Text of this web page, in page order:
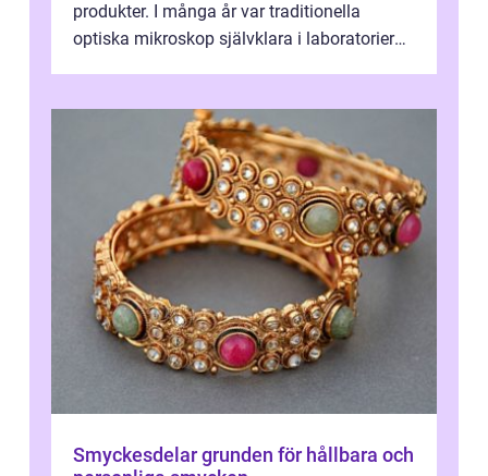
produkter. I många år var traditionella
optiska mikroskop självklara i laboratorier
Smyckesdelar grunden för hållbara och